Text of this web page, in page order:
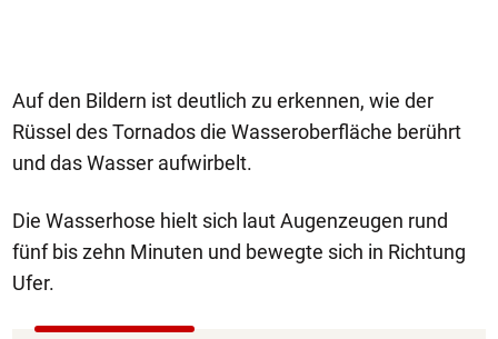
Auf den Bildern ist deutlich zu erkennen, wie der
Rüssel des Tornados die Wasseroberfläche berührt
und das Wasser aufwirbelt.
Die Wasserhose hielt sich laut Augenzeugen rund
fünf bis zehn Minuten und bewegte sich in Richtung
Ufer.